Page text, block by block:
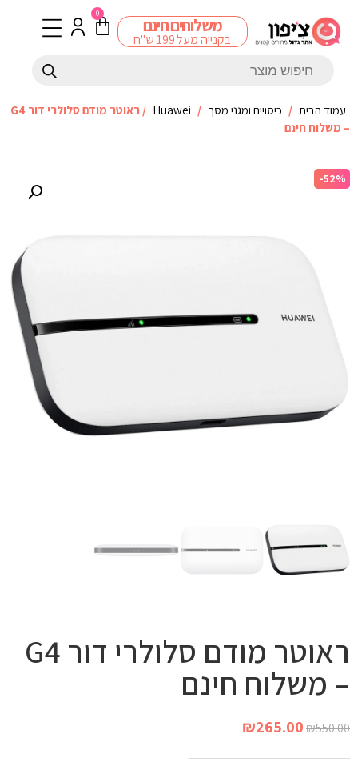
משלוחים חינם
בקנייה מעל 199 ש"ח
0
עמוד הבית / כיסויים ומגני מסך /
Huawei
/ ראוטר מודם סלולרי דור G4
– משלוח חינם
-52%
ראוטר מודם סלולרי דור G4
– משלוח חינם
₪550.00
₪265.00